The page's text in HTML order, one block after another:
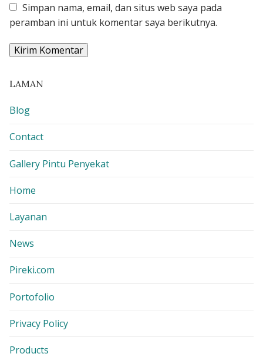
Simpan nama, email, dan situs web saya pada
peramban ini untuk komentar saya berikutnya.
LAMAN
Blog
Contact
Gallery Pintu Penyekat
Home
Layanan
News
Pireki.com
Portofolio
Privacy Policy
Products